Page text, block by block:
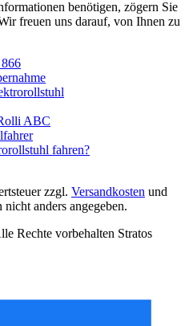
benötigen, zögern Sie
freuen uns darauf, von Ihnen zu
ABC
fahren?
zzgl. Versandkosten und
anders angegeben.
Rechte vorbehalten Stratos